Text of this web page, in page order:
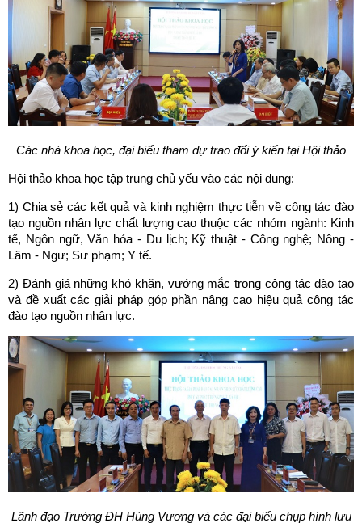
Các nhà khoa học, đại biểu tham dự trao đổi ý kiến tại Hội thảo
Hội thảo khoa học tập trung chủ yếu vào các nội dung:
1) Chia sẻ các kết quả và kinh nghiệm thực tiễn về công tác đào
tạo nguồn nhân lực chất lượng cao thuộc các nhóm ngành: Kinh
tế, Ngôn ngữ, Văn hóa - Du lịch; Kỹ thuật - Công nghệ; Nông -
Lâm - Ngư; Sư phạm; Y tế.
2) Đánh giá những khó khăn, vướng mắc trong công tác đào tạo
và đề xuất các giải pháp góp phần nâng cao hiệu quả công tác
đào tạo nguồn nhân lực.
Lãnh đạo Trường ĐH Hùng Vương và các đại biểu chụp hình lưu